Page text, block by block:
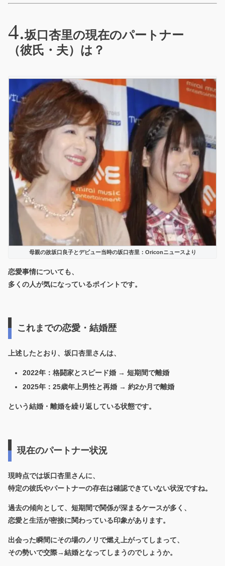
坂口杏里の現在のパートナー
（彼氏・夫）は？
母親の故坂口良子とデビュー当時の坂口杏里：Oriconニュースより
恋愛事情についても、
多くの人が気になっているポイントです。
これまでの恋愛・結婚歴
上述したとおり、坂口杏里さんは、
2022年：格闘家とスピード婚 → 短期間で離婚
2025年：25歳年上男性と再婚 → 約2か月で離婚
という結婚・離婚を繰り返している状態です。
現在のパートナー状況
現時点では坂口杏里さんに、
特定の彼氏やパートナーの存在は確認できていない状況ですね。
過去の傾向として、短期間で関係が深まるケースが多く、
恋愛と生活が密接に関わっている印象があります。
出会った瞬間にその場のノリで燃え上がってしまって、
その勢いで交際→結婚となってしまうのでしょうか。